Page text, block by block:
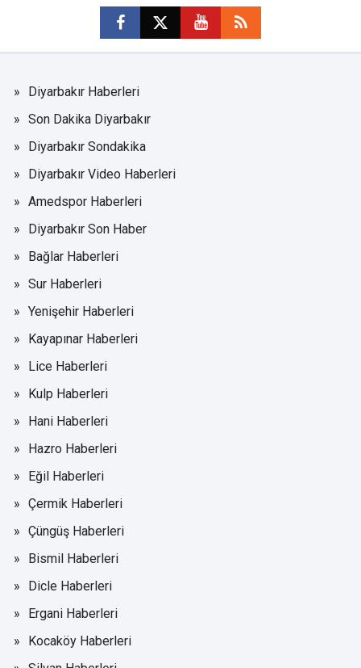
Diyarbakır Haberleri
Son Dakika Diyarbakır
Diyarbakır Sondakika
Diyarbakır Video Haberleri
Amedspor Haberleri
Diyarbakır Son Haber
Bağlar Haberleri
Sur Haberleri
Yenişehir Haberleri
Kayapınar Haberleri
Lice Haberleri
Kulp Haberleri
Hani Haberleri
Hazro Haberleri
Eğil Haberleri
Çermik Haberleri
Çüngüş Haberleri
Bismil Haberleri
Dicle Haberleri
Ergani Haberleri
Kocaköy Haberleri